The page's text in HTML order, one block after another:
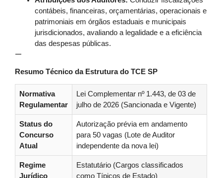
contábeis, financeiras, orçamentárias, operacionais e
patrimoniais em órgãos estaduais e municipais
jurisdicionados, avaliando a legalidade e a eficiência
das despesas públicas.
—
Resumo Técnico da Estrutura do TCE SP
Normativa
Regulamentar
Lei Complementar nº 1.443, de 03 de
julho de 2026 (Sancionada e Vigente)
Status do
Concurso
Atual
Autorização prévia em andamento
para 50 vagas (Lote de Auditor
independente da nova lei)
Regime
Jurídico
Estatutário (Cargos classificados
como Típicos de Estado)